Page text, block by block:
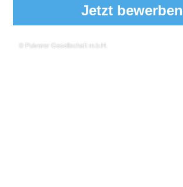
Jetzt bewerben
© Pulverer Gesellschaft m.b.H.